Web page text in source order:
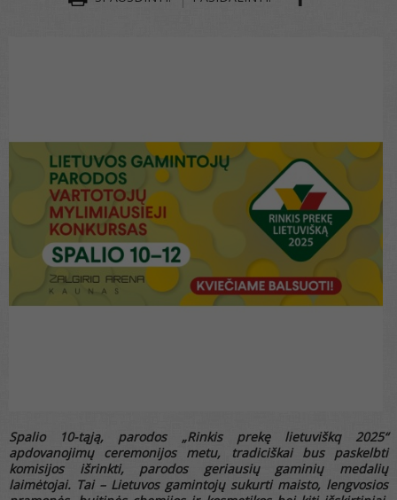
Spalio 10-tąją, parodos „Rinkis prekę lietuviškq 2025“
apdovanojimų ceremonijos metu, tradiciškai bus paskelbti
komisijos išrinkti, parodos geriausių gaminių medalių
laimėtojai. Tai – Lietuvos gamintojų sukurti maisto, lengvosios